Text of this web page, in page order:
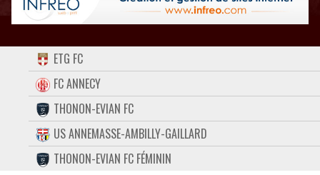
ACCUEIL
FORUM
CONTACT
FACEBOOK
TWITTER
ETG FC
FC ANNECY
THONON-EVIAN FC
US ANNEMASSE-AMBILLY-GAILLARD
THONON-EVIAN FC FÉMININ